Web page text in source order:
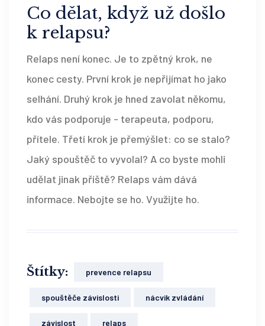
Co dělat, když už došlo
k relapsu?
Relaps není konec. Je to zpětný krok, ne
konec cesty. První krok je nepřijímat ho jako
selhání. Druhý krok je hned zavolat někomu,
kdo vás podporuje - terapeuta, podporu,
přítele. Třetí krok je přemýšlet: co se stalo?
Jaký spouštěč to vyvolal? A co byste mohli
udělat jinak příště? Relaps vám dává
informace. Nebojte se ho. Využijte ho.
Štítky: prevence relapsu
spouštěče závislosti nácvik zvládání
závislost relaps